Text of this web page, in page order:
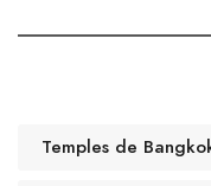
Temples de